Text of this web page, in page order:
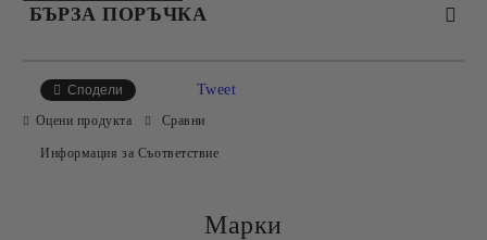
БЪРЗА ПОРЪЧКА
Ние ще се свържем с вас в рамките на работния ден.
Сподели Tweet
Оцени продукта Сравни
Информация за Съответствие
Марки